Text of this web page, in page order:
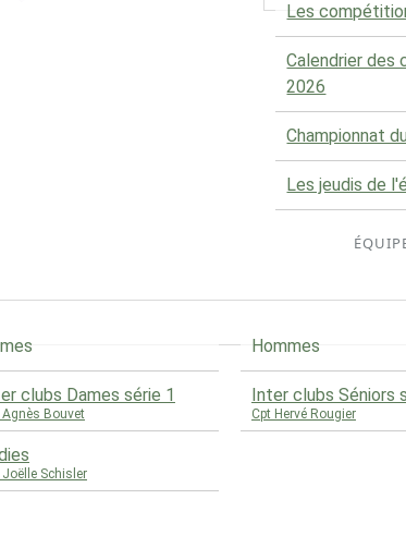
Les
Calendrier des
2026
Championnat
Les jeudis de
clubs Dames série 1
Agnès Bouvet
Joëlle Schisler
Hommes
Inter clubs Séniors
Cpt Hervé Rougier